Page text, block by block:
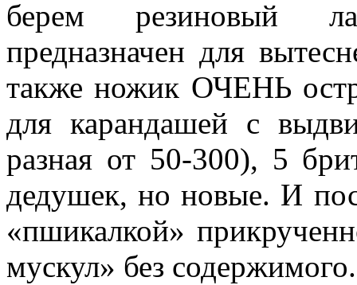
берем резиновый
предназначен для
также ножик ОЧЕНЬ
для карандашей с
разная от 50-300), 5
дедушек, но новые. И
«пшикалкой»
мускул» без содержимого.